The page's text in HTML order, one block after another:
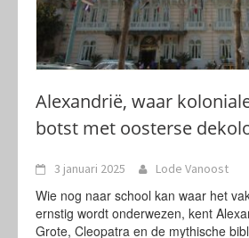
Alexandrië, waar
botst met oosterse
3 januari 2025 Lode Vanoost
Wie nog naar school kan waar het
ernstig wordt onderwezen, kent
Grote, Cleopatra en de mythische